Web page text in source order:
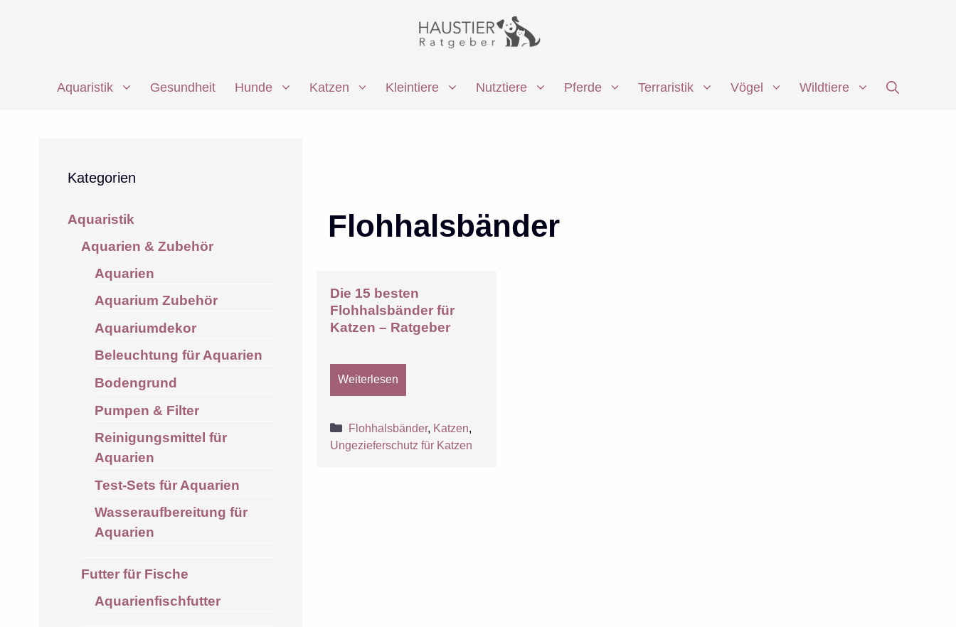
Aquaristik Gesundheit Hunde Katzen Kleintiere Nutztiere Pferde Terraristik Vögel Wildtiere
Flohhalsbänder
Die 15 besten
Flohhalsbänder für
Katzen – Ratgeber
Weiterlesen
Kategorien
Flohhalsbänder, Katzen,
Ungezieferschutz für Katzen
Kategorien
Aquaristik
Aquarien & Zubehör
Aquarien
Aquarium Zubehör
Aquariumdekor
Beleuchtung für Aquarien
Bodengrund
Pumpen & Filter
Reinigungsmittel für
Aquarien
Test-Sets für Aquarien
Wasseraufbereitung für
Aquarien
Futter für Fische
Aquarienfischfutter